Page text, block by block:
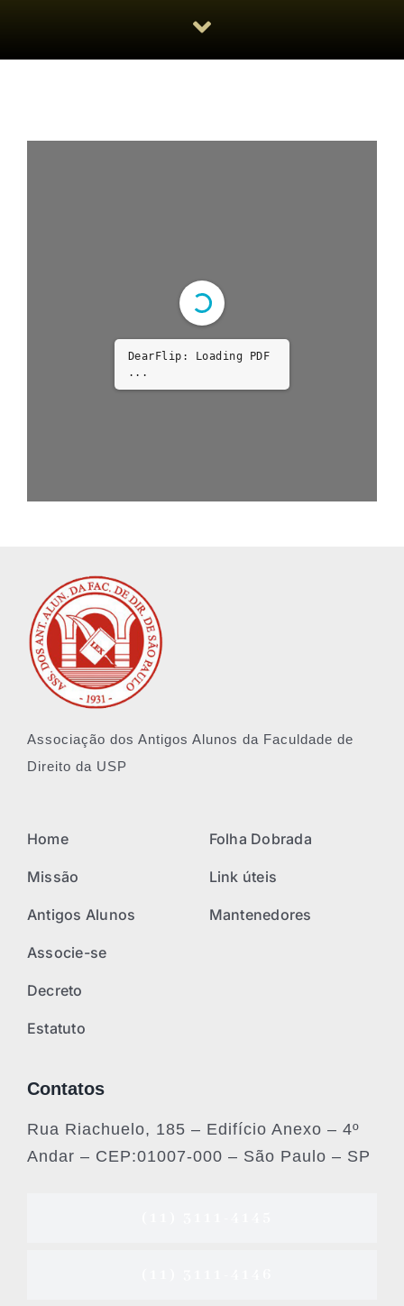
DearFlip: Loading PDF
...
Associação dos Antigos Alunos da Faculdade de
Direito da USP
Home
Missão
Antigos Alunos
Associe-se
Decreto
Estatuto
Folha Dobrada
Link úteis
Mantenedores
Contatos
Rua Riachuelo, 185 – Edifício Anexo – 4º
Andar – CEP:01007-000 – São Paulo – SP